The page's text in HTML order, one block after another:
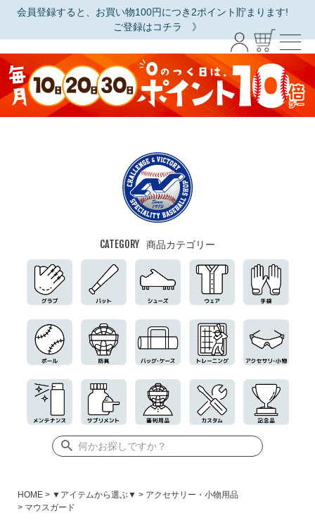
会員登録すると、お買い物100円につき2ポイント貯まります!
ご登録はコチラ 》
CATEGORY 商品カテゴリー
HOME ▼アイテムから選ぶ▼
アクセサリー・小物用品
マウスガード